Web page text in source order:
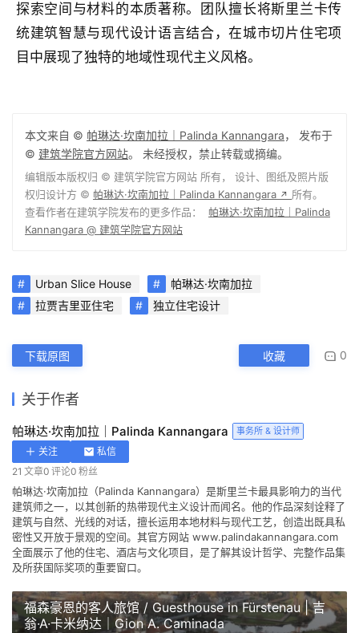
探索空间与材料的本质著称。团队擅长将斯里兰卡传
统建筑智慧与现代设计语言结合，在城市切片住宅项
目中展现了独特的地域性现代主义风格。
本文来自 © 帕琳达·坎南加拉｜Palinda Kannangara， 发布于
© 建筑学院官方网站。 未经授权，禁止转载或摘编。
编辑版本版权归 © 建筑学院官方网站 所有， 设计、图纸及照片版
权归设计方 © 帕琳达·坎南加拉｜Palinda Kannangara ↗ 所有。
查看作者在建筑学院发布的更多作品： 帕琳达·坎南加拉｜Palinda
Kannangara @ 建筑学院官方网站
Urban Slice House
帕琳达·坎南加拉
拉贾吉里亚住宅
独立住宅设计
下载原图 收藏 0
关于作者
帕琳达·坎南加拉｜Palinda Kannangara 事务所 & 设计师
关注
私信
21 文章0 评论0 粉丝
帕琳达·坎南加拉（Palinda Kannangara）是斯里兰卡最具影响力的当代
建筑师之一，以其创新的热带现代主义设计而闻名。他的作品深刻诠释了
建筑与自然、光线的对话，擅长运用本地材料与现代工艺，创造出既具私
密性又开放于景观的空间。其官方网站 www.palindakannangara.com
全面展示了他的住宅、酒店与文化项目，是了解其设计哲学、完整作品集
及所获国际奖项的重要窗口。
福森豪恩的客人旅馆 / Guesthouse in Fürstenau | 吉
翁·A·卡米纳达｜Gion A. Caminada